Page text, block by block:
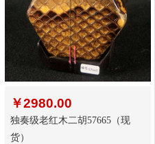
￥2980.00
独奏级老红木二胡57665（现
货）